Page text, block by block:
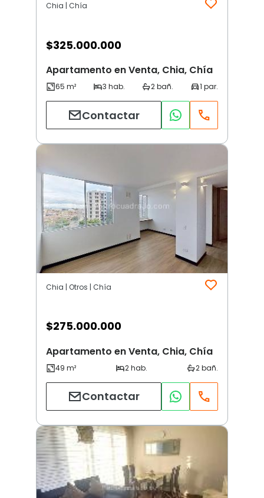
Chia | Chía
$325.000.000
Apartamento en Venta, Chia, Chía
Contactar
Chia | Otros | Chía
$275.000.000
Apartamento en Venta, Chia, Chía
Contactar